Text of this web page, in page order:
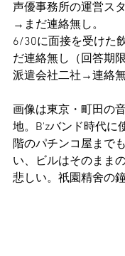
声優事務所の運営ス
→まだ連絡無し。
6/30に面接を受けた
だ連絡無し（回答期
派遣会社二社→連絡無
画像は東京・町田の
地。B'zバンド時代に
階のパチンコ屋まで
い、ビルはそのまま
悲しい。祇園精舍の鐘